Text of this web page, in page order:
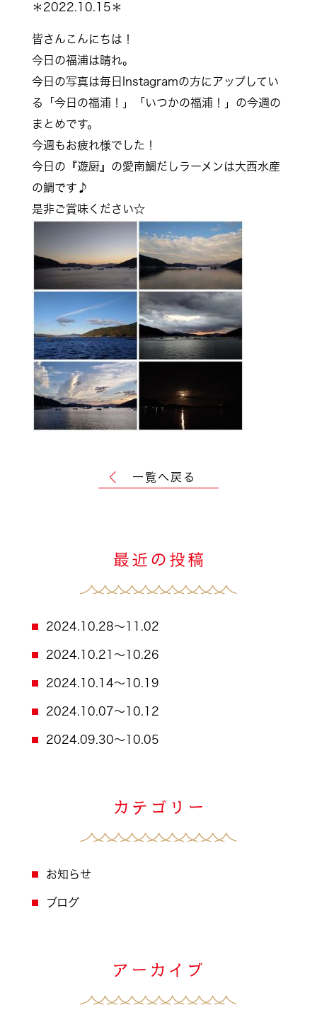
＊2022.10.15＊
皆さんこんにちは！
今日の福浦は晴れ。
今日の写真は毎日Instagramの方にアップしてい
る「今日の福浦！」「いつかの福浦！」の今週の
まとめです。
今週もお疲れ様でした！
今日の『遊厨』の愛南鯛だしラーメンは大西水産
の鯛です♪
是非ご賞味ください☆
一覧へ戻る
2024.10.28～11.02
2024.10.21～10.26
2024.10.14～10.19
2024.10.07～10.12
2024.09.30～10.05
お知らせ
ブログ